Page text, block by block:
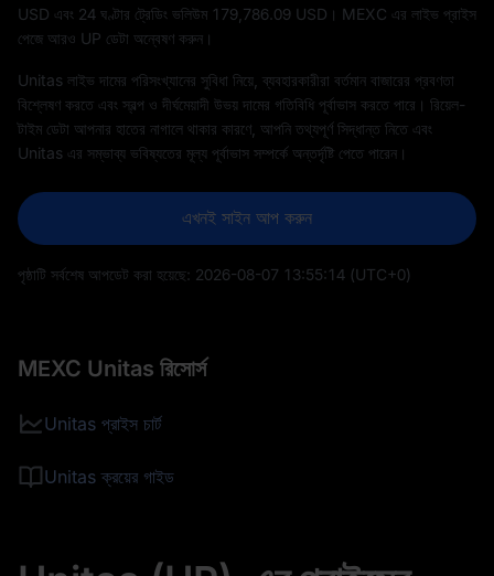
USD এবং 24 ঘণ্টার ট্রেডিং ভলিউম 179,786.09 USD। MEXC এর লাইভ প্রাইস
পেজে আরও UP ডেটা অন্বেষণ করুন।
Unitas লাইভ দামের পরিসংখ্যানের সুবিধা নিয়ে, ব্যবহারকারীরা বর্তমান বাজারের প্রবণতা
বিশ্লেষণ করতে এবং স্বল্প ও দীর্ঘমেয়াদী উভয় দামের গতিবিধি পূর্বাভাস করতে পারে। রিয়েল-
টাইম ডেটা আপনার হাতের নাগালে থাকার কারণে, আপনি তথ্যপূর্ণ সিদ্ধান্ত নিতে এবং
Unitas এর সম্ভাব্য ভবিষ্যতের মূল্য পূর্বাভাস সম্পর্কে অন্তর্দৃষ্টি পেতে পারেন।
এখনই সাইন আপ করুন
পৃষ্ঠাটি সর্বশেষ আপডেট করা হয়েছে: 2026-08-07 13:55:14 (UTC+0)
MEXC Unitas রিসোর্স
Unitas প্রাইস চার্ট
Unitas ক্রয়ের গাইড